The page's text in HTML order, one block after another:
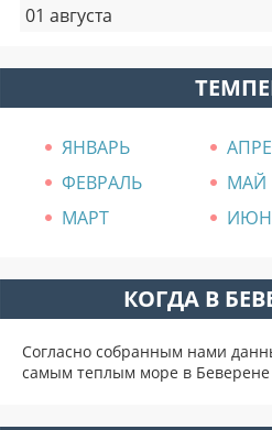
01 августа
ЯНВАРЬ
ФЕВРАЛЬ
МАЙ
МАРТ
КОГДА В
Согласно собранным нами
самым теплым море в